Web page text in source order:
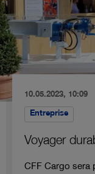
10.05.2023, 10:09
Entreprise
Voyager
CFF Cargo sera